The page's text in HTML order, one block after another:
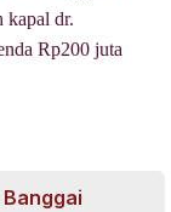
kapal dr.
Rp200 juta
Banggai